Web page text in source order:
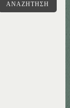
ΑΝΑΖΉΤΗΣΗ